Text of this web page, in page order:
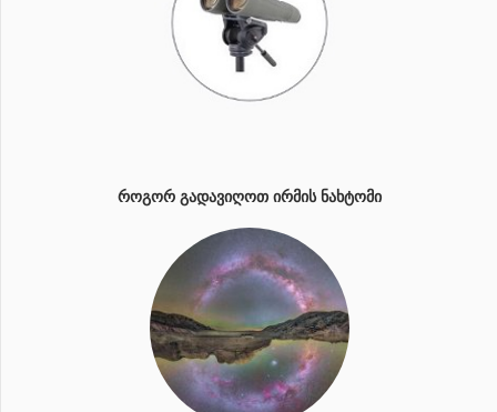
ᲠᲝᲒᲝᲠ ᲒᲐᲓᲐᲕᲘᲦᲝᲗ ᲘᲠᲛᲘᲡ ᲜᲐᲮᲢᲝᲛᲘ